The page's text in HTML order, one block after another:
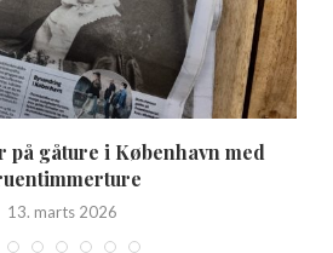
gåture i København med
13. marts 2026